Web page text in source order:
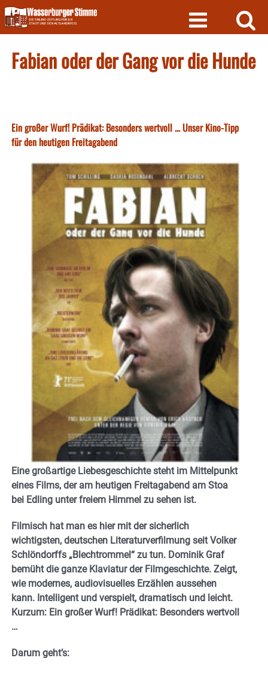
Skip
to
content
Fabian oder der Gang vor die Hunde
Ein großer Wurf! Prädikat: Besonders wertvoll ... Unser Kino-Tipp
für den heutigen Freitagabend
Eine großartige Liebesgeschichte steht im Mittelpunkt
eines Films, der am heutigen Freitagabend am Stoa
bei Edling unter freiem Himmel zu sehen ist.
Filmisch hat man es hier mit der sicherlich
wichtigsten, deutschen Literaturverfilmung seit Volker
Schlöndorffs „Blechtrommel“ zu tun. Dominik Graf
bemüht die ganze Klaviatur der Filmgeschichte. Zeigt,
wie modernes, audiovisuelles Erzählen aussehen
kann. Intelligent und verspielt, dramatisch und leicht.
Kurzum: Ein großer Wurf! Prädikat: Besonders wertvoll
…
Darum geht’s: